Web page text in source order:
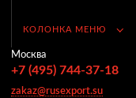
КОЛОНКА МЕНЮ
Москва
+7 (495) 744-37-18
zakaz@rusexport.su